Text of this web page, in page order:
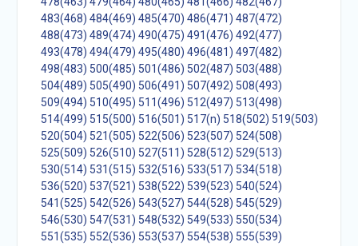
483(468) 484(469) 485(470) 486(471) 487(472)
488(473) 489(474) 490(475) 491(476) 492(477)
493(478) 494(479) 495(480) 496(481) 497(482)
498(483) 500(485) 501(486) 502(487) 503(488)
504(489) 505(490) 506(491) 507(492) 508(493)
509(494) 510(495) 511(496) 512(497) 513(498)
514(499) 515(500) 516(501) 517(n) 518(502) 519(503)
520(504) 521(505) 522(506) 523(507) 524(508)
525(509) 526(510) 527(511) 528(512) 529(513)
530(514) 531(515) 532(516) 533(517) 534(518)
536(520) 537(521) 538(522) 539(523) 540(524)
541(525) 542(526) 543(527) 544(528) 545(529)
546(530) 547(531) 548(532) 549(533) 550(534)
551(535) 552(536) 553(537) 554(538) 555(539)